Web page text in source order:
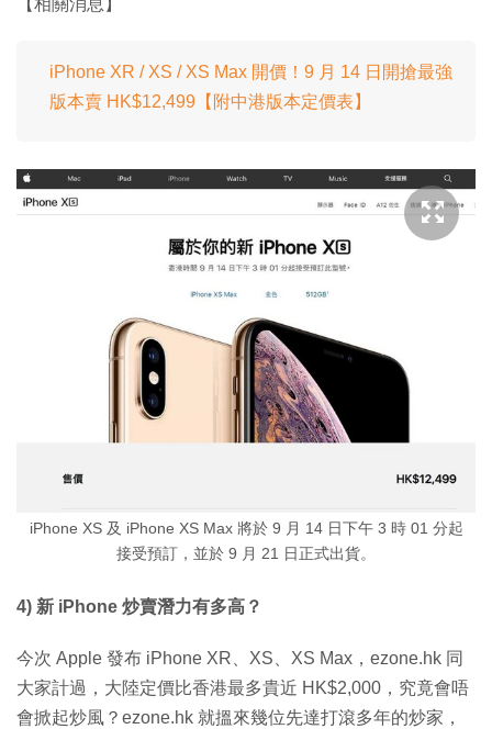
iPhone XR / XS / XS Max 開價！9 月 14 日開搶最強
版本賣 HK$12,499【附中港版本定價表】
iPhone XS 及 iPhone XS Max 將於 9 月 14 日下午 3 時 01 分起
接受預訂，並於 9 月 21 日正式出貨。
4) 新 iPhone 炒賣潛力有多高？
今次 Apple 發布 iPhone XR、XS、XS Max，ezone.hk 同
大家計過，大陸定價比香港最多貴近 HK$2,000，究竟會唔
會掀起炒風？ezone.hk 就搵來幾位先達打滾多年的炒家，